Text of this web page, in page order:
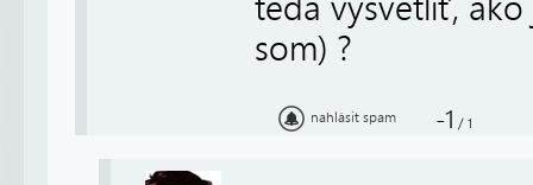
teda vysvetliť, ako
som) ?
nahlásit spam -1 / 1